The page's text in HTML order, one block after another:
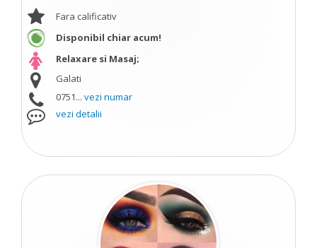
Fara calificativ
Disponibil chiar acum!
Relaxare si Masaj;
Galati
0751... vezi numar
vezi detalii